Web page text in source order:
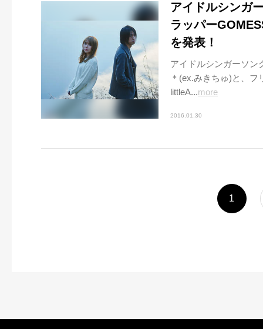
アイドルシンガ
ラッパー
を発表！
アイドルシンガーソン
＊(ex.みきちゅ)と、
littleA...more
2016.01.30
1